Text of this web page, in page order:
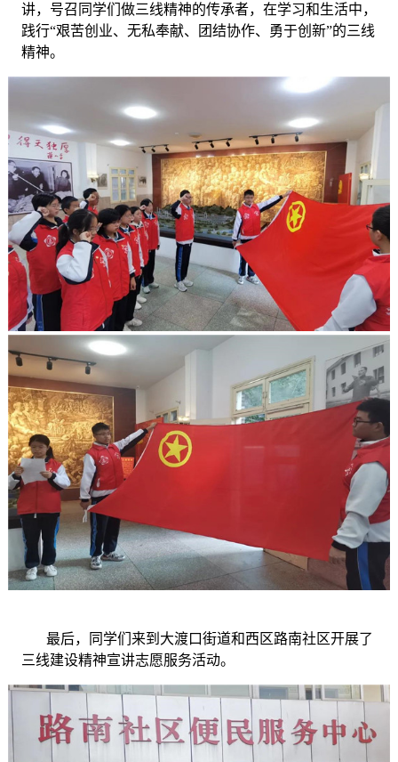
讲，号召同学们做三线精神的传承者，在学习和生活中，
践行“艰苦创业、无私奉献、团结协作、勇于创新”的三线
精神。
最后，同学们来到大渡口街道和西区路南社区开展了
三线建设精神宣讲志愿服务活动。